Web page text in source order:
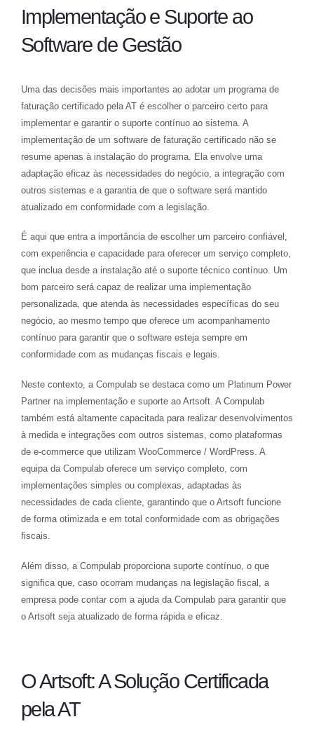
Implementação e Suporte ao
Software de Gestão
Uma das decisões mais importantes ao adotar um programa de
faturação certificado pela AT é escolher o parceiro certo para
implementar e garantir o suporte contínuo ao sistema. A
implementação de um software de faturação certificado não se
resume apenas à instalação do programa. Ela envolve uma
adaptação eficaz às necessidades do negócio, a integração com
outros sistemas e a garantia de que o software será mantido
atualizado em conformidade com a legislação.
É aqui que entra a importância de escolher um parceiro confiável,
com experiência e capacidade para oferecer um serviço completo,
que inclua desde a instalação até o suporte técnico contínuo. Um
bom parceiro será capaz de realizar uma implementação
personalizada, que atenda às necessidades específicas do seu
negócio, ao mesmo tempo que oferece um acompanhamento
contínuo para garantir que o software esteja sempre em
conformidade com as mudanças fiscais e legais.
Neste contexto, a Compulab se destaca como um Platinum Power
Partner na implementação e suporte ao Artsoft. A Compulab
também está altamente capacitada para realizar desenvolvimentos
à medida e integrações com outros sistemas, como plataformas
de e-commerce que utilizam WooCommerce / WordPress. A
equipa da Compulab oferece um serviço completo, com
implementações simples ou complexas, adaptadas às
necessidades de cada cliente, garantindo que o Artsoft funcione
de forma otimizada e em total conformidade com as obrigações
fiscais.
Além disso, a Compulab proporciona suporte contínuo, o que
significa que, caso ocorram mudanças na legislação fiscal, a
empresa pode contar com a ajuda da Compulab para garantir que
o Artsoft seja atualizado de forma rápida e eficaz.
O Artsoft: A Solução Certificada
pela AT